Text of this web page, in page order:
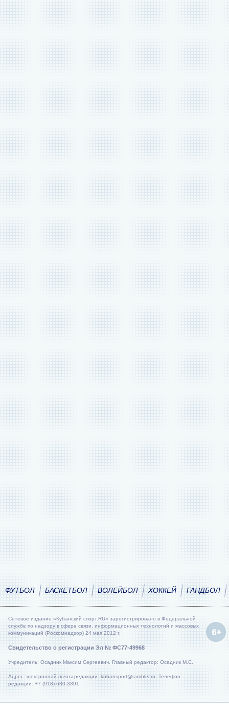
ФУТБОЛ БАСКЕТБОЛ ВОЛЕЙБОЛ ХОККЕЙ ГАНДБОЛ
Сетевое издание «Кубанский спорт.RU» зарегистрировано в Федеральной
службе по надзору в сфере связи, информационных технологий и массовых
коммуникаций (Роскомнадзор) 24 мая 2012 г.
Свидетельство о регистрации Эл № ФС77-49968
Учредитель: Осадник Максим Сергеевич. Главный редактор: Осадник М.С.
Адрес электронной почты редакции: kubansport@rambler.ru. Телефон
редакции: +7 (918) 630-3391